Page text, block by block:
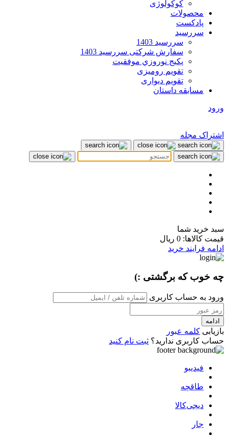
کوکولوژی
محصولات
پادکست
سررسید
سررسید 1403
سفارش شرکتی سررسید 1403
پکيج نوروزي موفقيت
تقویم رومیزی
تقویم دیواری
مسابقه داستان
ورود
اشتراک مجله
سبد خرید شما
قیمت کالاها: 0 ریال
ادامه فرایند خرید
چه خوب که برگشتی :)
ورود به حساب کاربری
ادامه
بازیابی کلمه عبور
حساب کاربری ندارید؟ ثبت نام کنید
فیدیبو
طاقچه
دیجی‌کالا
جار